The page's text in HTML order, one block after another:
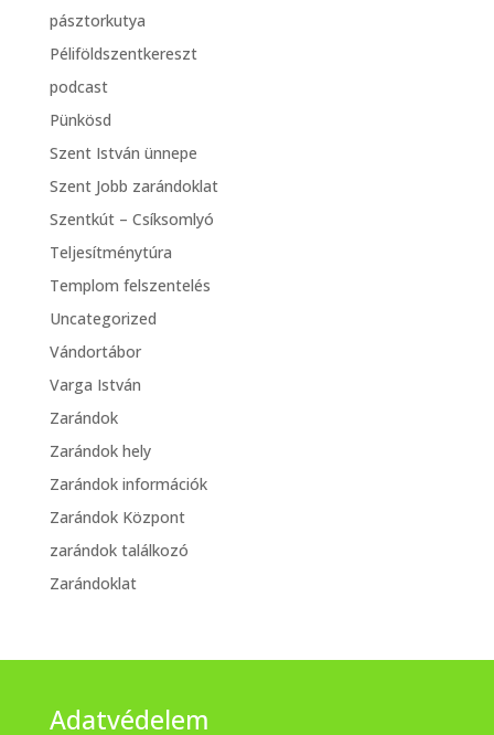
pásztorkutya
Péliföldszentkereszt
podcast
Pünkösd
Szent István ünnepe
Szent Jobb zarándoklat
Szentkút – Csíksomlyó
Teljesítménytúra
Templom felszentelés
Uncategorized
Vándortábor
Varga István
Zarándok
Zarándok hely
Zarándok információk
Zarándok Központ
zarándok találkozó
Zarándoklat
Adatvédelem